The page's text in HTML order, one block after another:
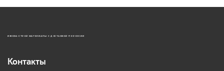
ИЖОРА-СТРОЙ МАТЕРИАЛЫ С ДОСТАВКОЙ ПО РОССИИ
Контакты